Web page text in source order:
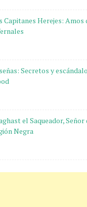
Capitanes Herejes: Amos
Secretos y
el Saqueador, Señor
Negra